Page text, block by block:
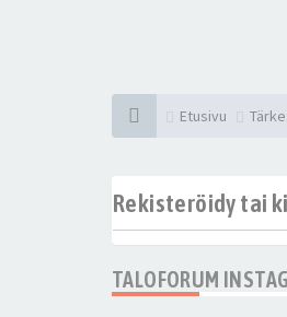
Etusivu
Rekisteröidy tai
TALOFORUM